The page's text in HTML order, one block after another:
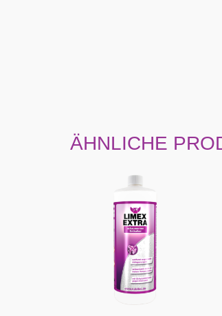
ÄHNLICHE